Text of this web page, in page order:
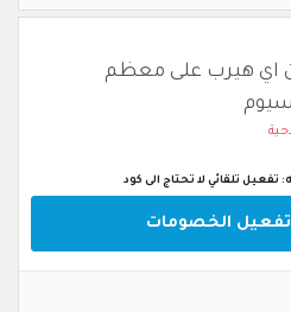
من اي هيرب على معظم
تفعيل تلقائي لا تحتاج الى كود
تفعيل الخصومات